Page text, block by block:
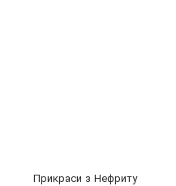
Прикраси з Нефриту